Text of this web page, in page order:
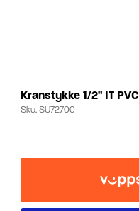
Kranstykke 1/2" IT PVC
Sku.SU72700